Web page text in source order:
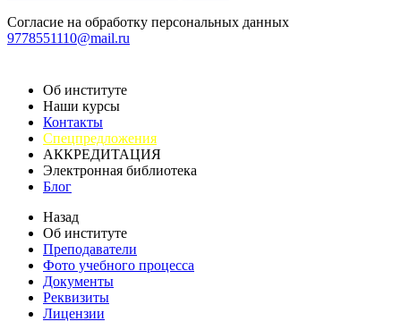
Согласие на обработку персональных данных
9778551110@mail.ru
Об институте
Наши курсы
Контакты
Спецпредложения
АККРЕДИТАЦИЯ
Электронная библиотека
Блог
Назад
Об институте
Преподаватели
Фото учебного процесса
Документы
Реквизиты
Лицензии